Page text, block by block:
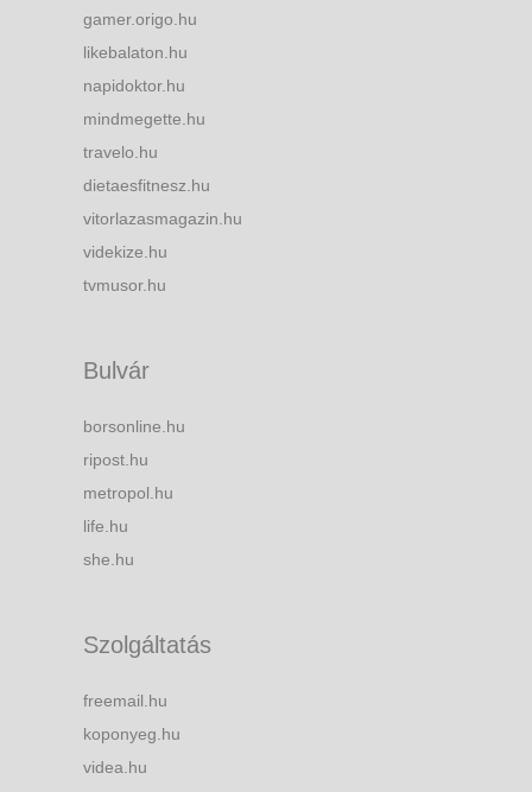
gamer.origo.hu
likebalaton.hu
napidoktor.hu
mindmegette.hu
travelo.hu
dietaesfitnesz.hu
vitorlazasmagazin.hu
videkize.hu
tvmusor.hu
Bulvár
borsonline.hu
ripost.hu
metropol.hu
life.hu
she.hu
Szolgáltatás
freemail.hu
koponyeg.hu
videa.hu